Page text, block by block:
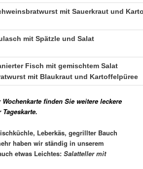
mit Sauerkraut und
mit Spätzle und Salat
Fisch mit gemischtem Salat
mit Blaukraut und Kartoffelpüree
finden Sie weitere leckere
Leberkäs,gegrillter Bauch
haben wir ständig inunserem
etwas Leichtes:Salatteller mit